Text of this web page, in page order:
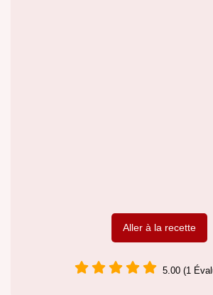
Aller à la recette
5.00 (1